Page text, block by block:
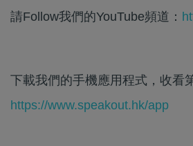
請Follow我們的YouTube頻道：
下載我們的手機應用程式，收看
https://www.speakout.hk/app